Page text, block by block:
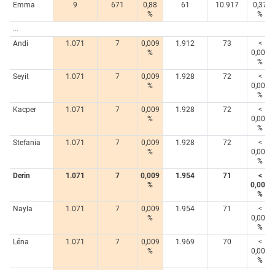
Emma
9 671
0,88
%
61 10.917
0,37
%
...
Andi
1.071 7
0,009
%
1.912 73
<
0,005
%
Seyit
1.071 7
0,009
%
1.928 72
<
0,005
%
Kacper
1.071 7
0,009
%
1.928 72
<
0,005
%
Stefania
1.071 7
0,009
%
1.928 72
<
0,005
%
Derin
1.071 7
0,009
%
1.954 71
<
0,005
%
Nayla
1.071 7
0,009
%
1.954 71
<
0,005
%
Léna
1.071 7
0,009
%
1.969 70
<
0,005
%